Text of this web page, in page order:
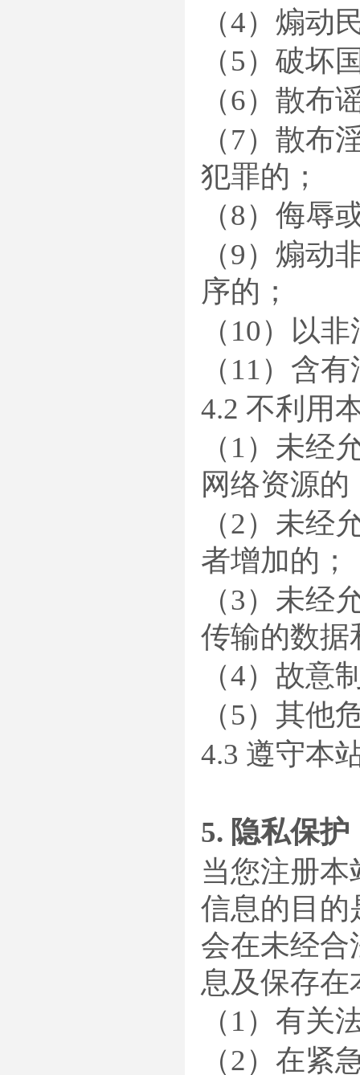
（4）煽动
（5）破坏
（6）散布
（7）散布
犯罪的；
（8）侮辱
（9）煽动
序的；
（10）以
（11）含
4.2 不利用
（1）未经
网络资源的
（2）未经
者增加的；
（3）未经
传输的数据
（4）故意
（5）其他
4.3 遵守本
5. 隐私保护
当您注册
信息的目的
会在未经合
息及保存
（1）有关
（2）在紧